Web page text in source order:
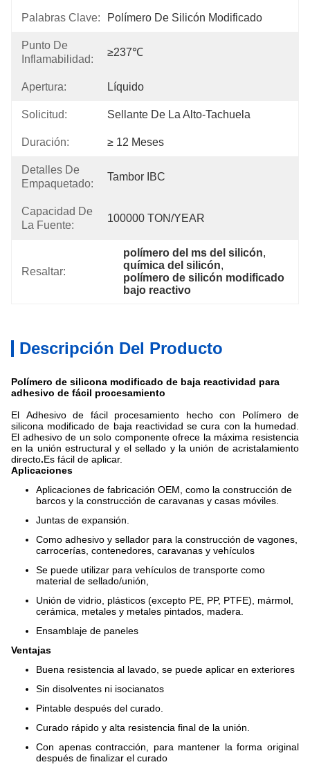
Palabras Clave: Polímero De Silicón Modificado
Punto De
Inflamabilidad:
≥237℃
Apertura: Líquido
Solicitud: Sellante De La Alto-Tachuela
Duración: ≥ 12 Meses
Detalles De
Empaquetado:
Tambor IBC
Capacidad De
La Fuente:
100000 TON/YEAR
Resaltar:
polímero del ms del silicón,
química del silicón,
polímero de silicón modificado
bajo reactivo
Descripción Del Producto
Polímero de silicona modificado de baja reactividad para
adhesivo de fácil procesamiento
El Adhesivo de fácil procesamiento hecho con Polímero de
silicona modificado de baja reactividad se cura con la humedad.
El adhesivo de un solo componente ofrece la máxima resistencia
en la unión estructural y el sellado y la unión de acristalamiento
directo.Es fácil de aplicar.
Aplicaciones
Aplicaciones de fabricación OEM, como la construcción de
barcos y la construcción de caravanas y casas móviles.
Juntas de expansión.
Como adhesivo y sellador para la construcción de vagones,
carrocerías, contenedores, caravanas y vehículos
Se puede utilizar para vehículos de transporte como
material de sellado/unión,
Unión de vidrio, plásticos (excepto PE, PP, PTFE), mármol,
cerámica, metales y metales pintados, madera.
Ensamblaje de paneles
Ventajas
Buena resistencia al lavado, se puede aplicar en exteriores
Sin disolventes ni isocianatos
Pintable después del curado.
Curado rápido y alta resistencia final de la unión.
Con apenas contracción, para mantener la forma original
después de finalizar el curado